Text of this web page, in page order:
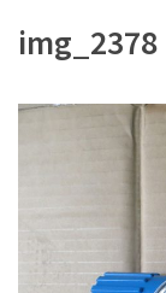
img_2378